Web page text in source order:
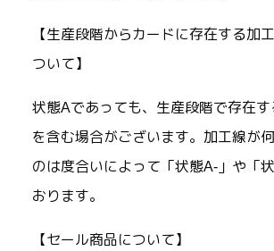
【生産段階からカードに存在する加
ついて】
状態Aであっても、生産段階で存在す
を含む場合がございます。加工線が
のは度合いによって「状態A-」や「
おります。
【セール商品について】